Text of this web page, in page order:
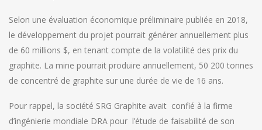
Selon une évaluation économique préliminaire publiée en 2018,
le développement du projet pourrait générer annuellement plus
de 60 millions $, en tenant compte de la volatilité des prix du
graphite. La mine pourrait produire annuellement, 50 200 tonnes
de concentré de graphite sur une durée de vie de 16 ans.
Pour rappel, la société SRG Graphite avait confié à la firme
d’ingénierie mondiale DRA pour l’étude de faisabilité de son